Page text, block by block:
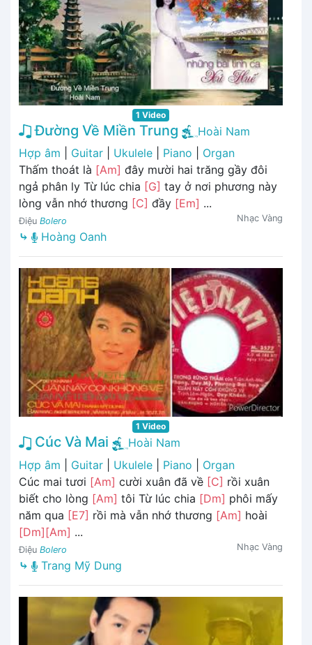
1 Video
Đường Về Miền Trung
Hoài Nam
Hợp âm
Guitar Ukulele Piano
Organ
Thấm thoát là [Am] đây mười hai trăng gầy đôi
ngả phân ly Từ lúc chia [G] tay ở nơi phương này
lòng vẫn nhớ thương [C] đầy [Em] ...
Điệu Bolero Nhạc Vàng
⤷ Hoàng Oanh
1 Video
Cúc Và Mai
Hoài Nam
Hợp âm
Guitar Ukulele Piano
Organ
Cúc mai tươi [Am] cười xuân đã về [C] rồi xuân
biết cho lòng [Am] tôi Từ lúc chia [Dm] phôi mấy
năm qua [E7] rồi mà vẫn nhớ thương [Am] hoài
[Dm] [Am] ...
Điệu Bolero Nhạc Vàng
⤷ Trang Mỹ Dung